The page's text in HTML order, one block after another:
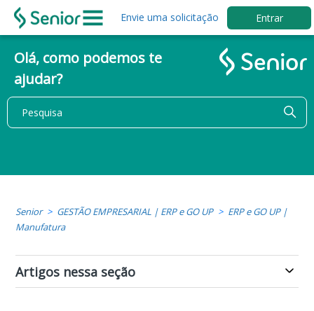
Envie uma solicitação Entrar
Olá, como podemos te
ajudar?
Senior GESTÃO EMPRESARIAL | ERP e GO UP
ERP e GO UP |
Manufatura
Artigos nessa seção